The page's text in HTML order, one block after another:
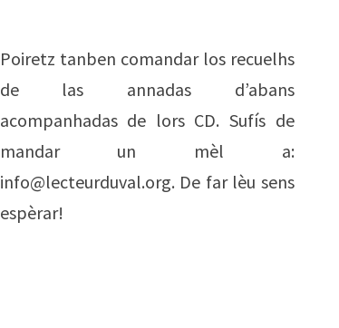
Poiretz tanben comandar los recuelhs
de las annadas d’abans
acompanhadas de lors CD. Sufís de
mandar un mèl a:
info@lecteurduval.org. De far lèu sens
espèrar!